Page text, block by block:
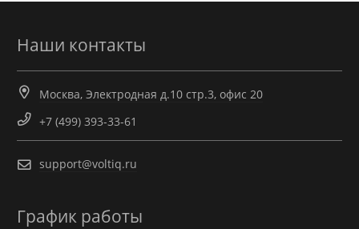
Наши контакты
Москва, Электродная д.10 стр.3, офис 20
+7 (499) 393-33-61
support@voltiq.ru
График работы